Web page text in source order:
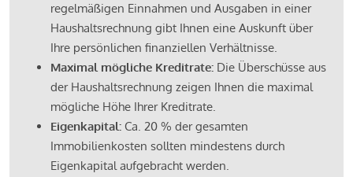
regelmäßigen Einnahmen und Ausgaben in einer
Haushaltsrechnung gibt Ihnen eine Auskunft über
Ihre persönlichen finanziellen Verhältnisse.
Maximal mögliche Kreditrate: Die Überschüsse aus
der Haushaltsrechnung zeigen Ihnen die maximal
mögliche Höhe Ihrer Kreditrate.
Eigenkapital: Ca. 20 % der gesamten
Immobilienkosten sollten mindestens durch
Eigenkapital aufgebracht werden.